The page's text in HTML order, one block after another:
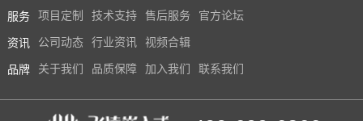
服务 项目定制 技术支持 售后服务 官方论坛
资讯 公司动态 行业资讯 视频合辑
品牌 关于我们 品质保障 加入我们 联系我们